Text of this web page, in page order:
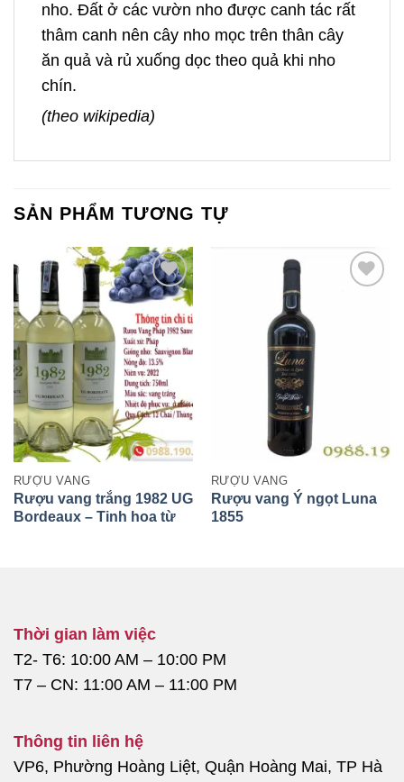
nho. Đất ở các vườn nho được canh tác rất
thâm canh nên cây nho mọc trên thân cây
ăn quả và rủ xuống dọc theo quả khi nho
chín.
(theo wikipedia)
SẢN PHẨM TƯƠNG TỰ
RƯỢU VANG
Rượu vang trắng 1982 UG
Bordeaux – Tinh hoa từ
RƯỢU VANG
Rượu vang Ý ngọt Luna
1855
Thời gian làm việc
T2- T6: 10:00 AM – 10:00 PM
T7 – CN: 11:00 AM – 11:00 PM
Thông tin liên hệ
VP6, Phường Hoàng Liệt, Quận Hoàng Mai, TP Hà